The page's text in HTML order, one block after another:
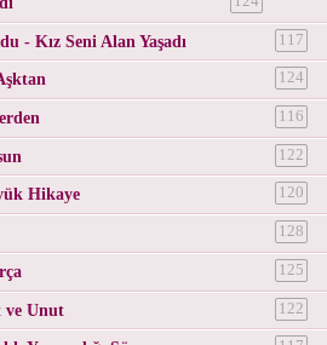
- Kız Seni Alan Yaşadı 117
124
116
122
Hikaye 120
128
125
ve Unut 122